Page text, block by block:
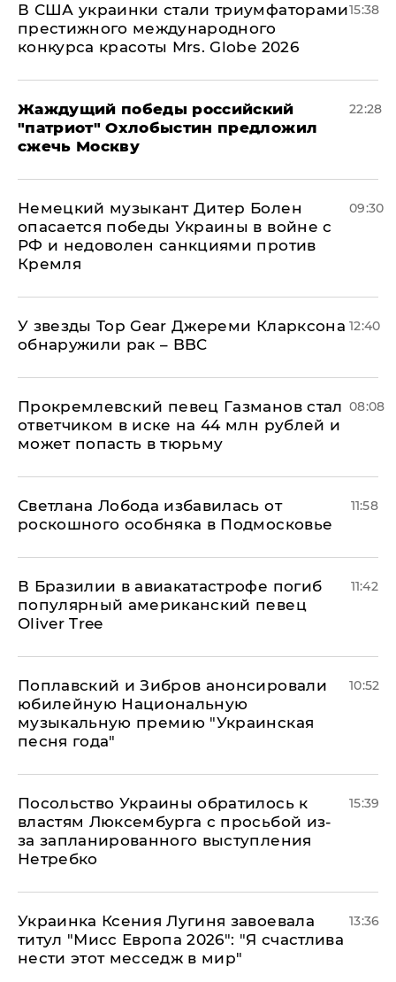
В США украинки стали триумфаторами
престижного международного
конкурса красоты Mrs. Globe 2026
15:38
Жаждущий победы российский
"патриот" Охлобыстин предложил
сжечь Москву
22:28
Немецкий музыкант Дитер Болен
опасается победы Украины в войне с
РФ и недоволен санкциями против
Кремля
09:30
У звезды Top Gear Джереми Кларксона
обнаружили рак – BBC
12:40
Прокремлевский певец Газманов стал
ответчиком в иске на 44 млн рублей и
может попасть в тюрьму
08:08
Светлана Лобода избавилась от
роскошного особняка в Подмосковье
11:58
В Бразилии в авиакатастрофе погиб
популярный американский певец
Oliver Tree
11:42
Поплавский и Зибров анонсировали
юбилейную Национальную
музыкальную премию "Украинская
песня года"
10:52
Посольство Украины обратилось к
властям Люксембурга с просьбой из-
за запланированного выступления
Нетребко
15:39
Украинка Ксения Лугиня завоевала
титул "Мисс Европа 2026": "Я счастлива
нести этот месседж в мир"
13:36